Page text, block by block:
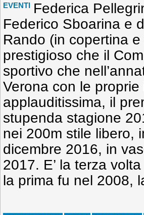
EVENTI Federica
Federico Sboarina e
Rando (in copertina
prestigioso che il
sportivo che
Verona con le
applauditissima, il
stupenda stagione
nei 200m stile libero,
dicembre 2016, in
2017. E’ la terza
la prima fu nel 2008,